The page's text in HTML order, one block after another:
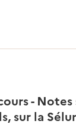
- Notes
sur la